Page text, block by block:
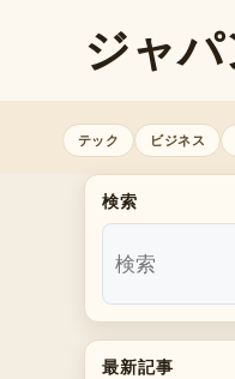
ジャ
テック ビジネス
検索
最新記事